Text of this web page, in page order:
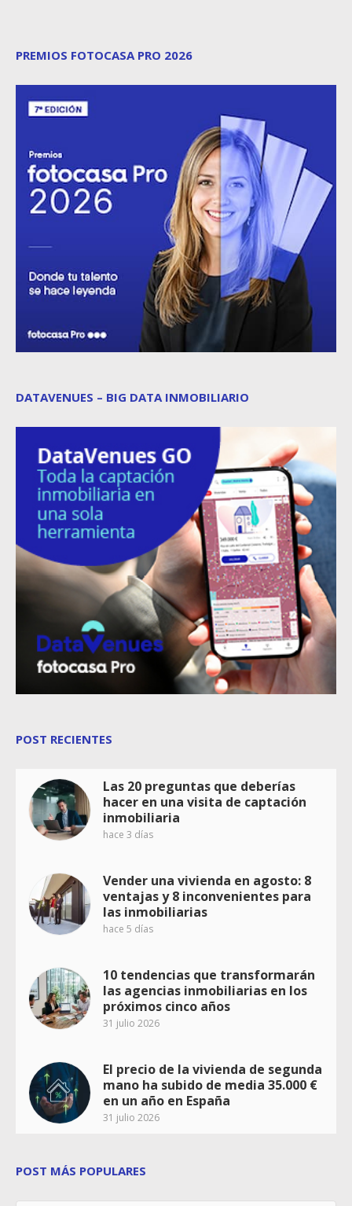
PREMIOS FOTOCASA PRO 2026
DATAVENUES – BIG DATA INMOBILIARIO
POST RECIENTES
Las 20 preguntas que deberías
hacer en una visita de captación
inmobiliaria
hace 3 días
Vender una vivienda en agosto: 8
ventajas y 8 inconvenientes para
las inmobiliarias
hace 5 días
10 tendencias que transformarán
las agencias inmobiliarias en los
próximos cinco años
31 julio 2026
El precio de la vivienda de segunda
mano ha subido de media 35.000 €
en un año en España
31 julio 2026
POST MÁS POPULARES